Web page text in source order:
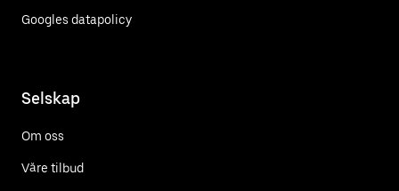
Googles datapolicy
Selskap
Om oss
Våre tilbud